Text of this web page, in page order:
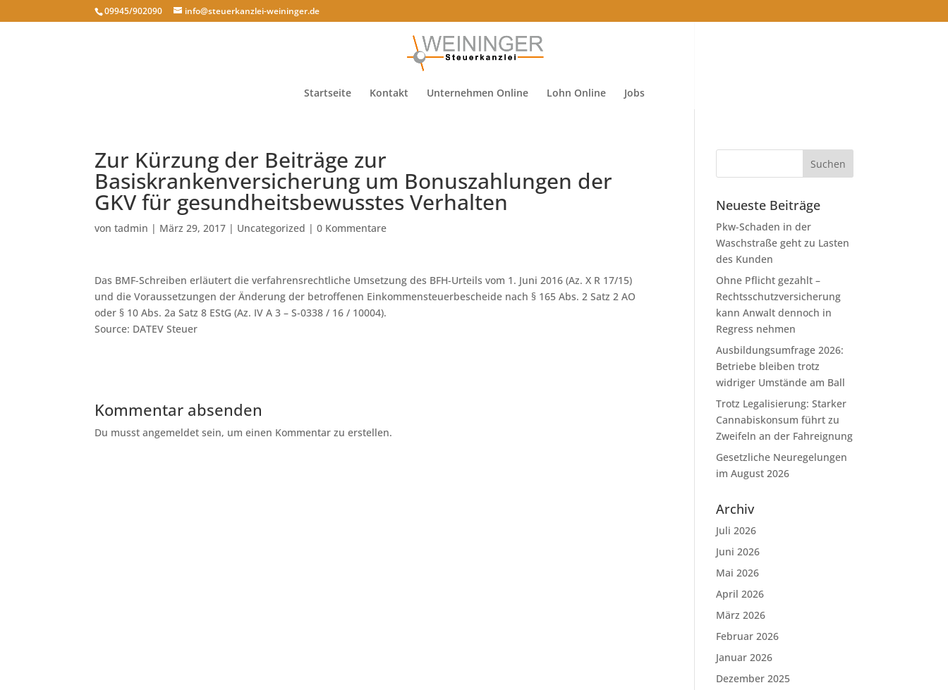
09945/902090 info@steuerkanzlei-weininger.de
Startseite Kontakt Unternehmen Online Lohn Online Jobs
Zur Kürzung der Beiträge zur
Basiskrankenversicherung um Bonuszahlungen der
GKV für gesundheitsbewusstes Verhalten
vontadmin | März 29, 2017 | Uncategorized |0 Kommentare
Das BMF-Schreiben erläutert die verfahrensrechtliche Umsetzung des BFH-Urteils vom 1. Juni 2016 (Az. X R 17/15)
und die Voraussetzungen der Änderung der betroffenen Einkommensteuerbescheide nach § 165 Abs. 2 Satz 2 AO
oder § 10 Abs. 2a Satz 8 EStG (Az. IV A 3 – S-0338 / 16 / 10004).
Source: DATEV Steuer
Kommentar absenden
Du musst angemeldet sein, um einen Kommentar zu erstellen.
Neueste Beiträge
Pkw-Schaden in der
Waschstraße geht zu Lasten
des Kunden
Ohne Pflicht gezahlt –
Rechtsschutzversicherung
kann Anwalt dennoch in
Regress nehmen
Ausbildungsumfrage 2026:
Betriebe bleiben trotz
widriger Umstände am Ball
Trotz Legalisierung: Starker
Cannabiskonsum führt zu
Zweifeln an der Fahreignung
Gesetzliche Neuregelungen
im August 2026
Archiv
Juli 2026
Juni 2026
Mai 2026
April 2026
März 2026
Februar 2026
Januar 2026
Dezember 2025